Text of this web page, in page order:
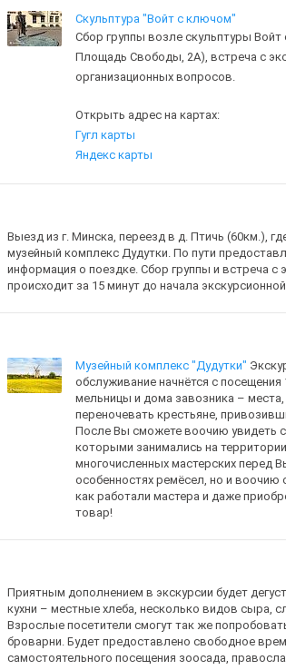
Скульптура "Войт с ключом"
Сбор группы возле скульптуры Войт
Площадь Свободы, 2А), встреча с
организационных вопросов.
Открыть адрес на картах:
Гугл карты
Яндекс карты
Выезд из г. Минска, переезд в д. Птичь (60км.),
музейный комплекс Дудутки. По пути
информация о поездке. Сбор группы и встреча с
происходит за 15 минут до начала экскурсионной
Музейный комплекс "Дудутки"
обслуживание начнётся с
мельницы и дома завозника – места,
переночевать крестьяне,
После Вы сможете воочию увидеть
которыми занимались на
многочисленных мастерских перед
особенностях ремёсел, но и воочию
как работали мастера и даже
товар!
Приятным дополнением в экскурсии будет
кухни – местные хлеба, несколько видов сыра,
Взрослые посетители смогут так же
броварни. Будет предоставлено свободное
самостоятельного посещения зоосада,